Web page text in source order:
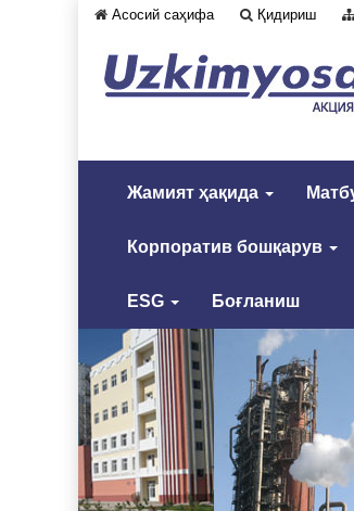
Асосий саҳифа Қидириш
Жамият ҳақида
Корпоратив бошқарув
ESG Боғланиш